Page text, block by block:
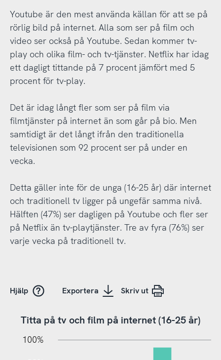
Youtube är den mest använda källan för att se på
rörlig bild på internet. Alla som ser på film och
video ser också på Youtube. Sedan kommer tv-
play och olika film- och tv-tjänster. Netflix har idag
ett dagligt tittande på 7 procent jämfört med 5
procent för tv-play.
Det är idag långt fler som ser på film via
filmtjänster på internet än som går på bio. Men
samtidigt är det långt ifrån den traditionella
televisionen som 92 procent ser på under en
vecka.
Detta gäller inte för de unga (16-25 år) där internet
och traditionell tv ligger på ungefär samma nivå.
Hälften (47%) ser dagligen på Youtube och fler ser
på Netflix än tv-playtjänster. Tre av fyra (76%) ser
varje vecka på traditionell tv.
Hjälp Exportera Skriv ut
Titta på tv och film på internet (16-25 år)
100%